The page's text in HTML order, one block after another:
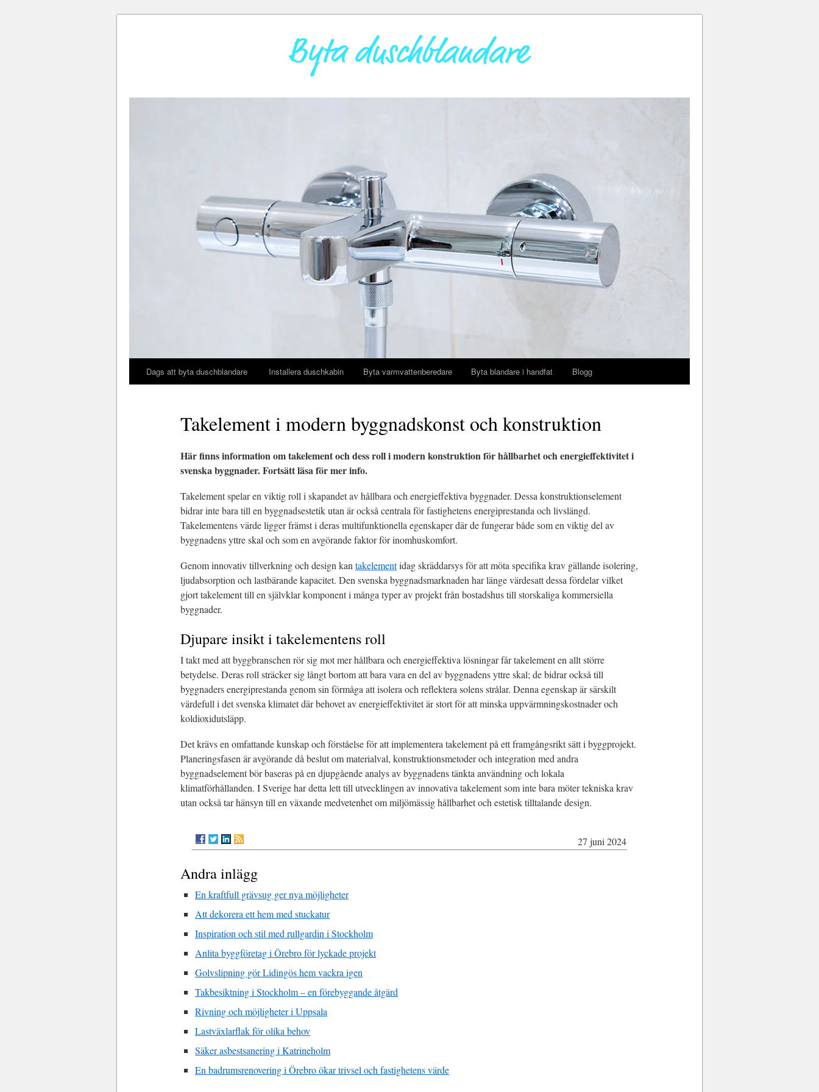
Dags att byta duschblandare Installera duschkabin Byta varmvattenberedare Byta blandare i handfat Blogg
Takelement i modern byggnadskonst och konstruktion
Här finns information om takelement och dess roll i modern konstruktion för hållbarhet och energieffektivitet i
svenska byggnader. Fortsätt läsa för mer info.
Takelement spelar en viktig roll i skapandet av hållbara och energieffektiva byggnader. Dessa konstruktionselement
bidrar inte bara till en byggnadsestetik utan är också centrala för fastighetens energiprestanda och livslängd.
Takelementens värde ligger främst i deras multifunktionella egenskaper där de fungerar både som en viktig del av
byggnadens yttre skal och som en avgörande faktor för inomhuskomfort.
Genom innovativ tillverkning och design kan takelementidag skräddarsys för att möta specifika krav gällande isolering,
ljudabsorption och lastbärande kapacitet. Den svenska byggnadsmarknaden har länge värdesatt dessa fördelar vilket
gjort takelement till en självklar komponent i många typer av projekt från bostadshus till storskaliga kommersiella
byggnader.
Djupare insikt i takelementens roll
I takt med att byggbranschen rör sig mot mer hållbara och energieffektiva lösningar får takelement en allt större
betydelse. Deras roll sträcker sig långt bortom att bara vara en del av byggnadens yttre skal; de bidrar också till
byggnaders energiprestanda genom sin förmåga att isolera och reflektera solens strålar. Denna egenskap är särskilt
värdefull i det svenska klimatet där behovet av energieffektivitet är stort för att minska uppvärmningskostnader och
koldioxidutsläpp.
Det krävs en omfattande kunskap och förståelse för att implementera takelement på ett framgångsrikt sätt i byggprojekt.
Planeringsfasen är avgörande då beslut om materialval, konstruktionsmetoder och integration med andra
byggnadselement bör baseras på en djupgående analys av byggnadens tänkta användning och lokala
klimatförhållanden. I Sverige har detta lett till utvecklingen av innovativa takelement som inte bara möter tekniska krav
utan också tar hänsyn till en växande medvetenhet om miljömässig hållbarhet och estetisk tilltalande design.
27 juni 2024
Andra inlägg
En kraftfull grävsug ger nya möjligheter
Att dekorera ett hem med stuckatur
Inspiration och stil med rullgardin i Stockholm
Anlita byggföretag i Örebro för lyckade projekt
Golvslipning gör Lidingös hem vackra igen
Takbesiktning i Stockholm – en förebyggande åtgärd
Rivning och möjligheter i Uppsala
Lastväxlarflak för olika behov
Säker asbestsanering i Katrineholm
En badrumsrenovering i Örebro ökar trivsel och fastighetens värde